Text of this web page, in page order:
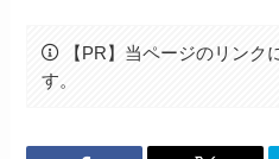
【PR】当ページのリンク
す。